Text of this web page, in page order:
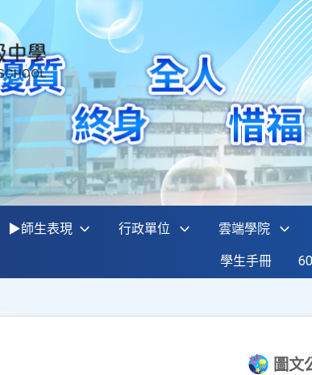
▶師生表現 行政單位 雲端學院
學生手冊
圖文